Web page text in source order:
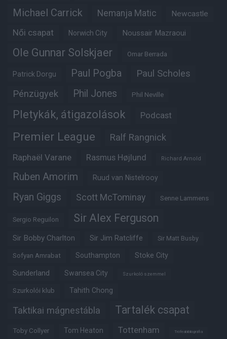
Michael Carrick Nemanja Matic Newcastle
Női csapat Norwich City Noussair Mazraoui
Ole Gunnar Solskjaer Omar Berrada
Patrick Dorgu Paul Pogba Paul Scholes
Pénzügyek Phil Jones Phil Neville
Pletykák, átigazolások Podcast
Premier League Ralf Rangnick
Raphaël Varane Rasmus Højlund Richard Arnold
Ruben Amorim Ruud van Nistelrooy
Ryan Giggs Scott McTominay Senne Lammens
Sergio Reguilon Sir Alex Ferguson
Sir Bobby Charlton Sir Jim Ratcliffe Sir Matt Busby
Sofyan Amrabat Southampton Stoke City
Sunderland Swansea City Szurkoló szemmel
Szurkolói klub Tahith Chong
Taktikai mágnestábla Tartalék csapat
Toby Collyer Tom Heaton Tottenham Trófeabibliográfia